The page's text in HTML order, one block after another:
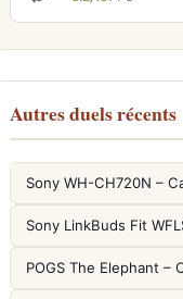
Autres duels récents